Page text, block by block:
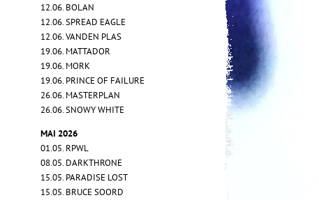
12.06. BOLAN
12.06. SPREAD EAGLE
12.06. VANDEN PLAS
19.06. MATTADOR
19.06. MORK
19.06. PRINCE OF FAILURE
26.06. MASTERPLAN
26.06. SNOWY WHITE
MAI 2026
01.05. RPWL
08.05. DARKTHRONE
15.05. PARADISE LOST
15.05. BRUCE SOORD